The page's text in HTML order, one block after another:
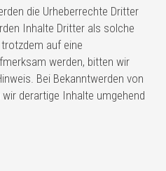
die Urheberrechte Dritter
Inhalte Dritter als solche
auf eine
werden, bitten wir
Bei Bekanntwerden von
derartige Inhalte umgehend